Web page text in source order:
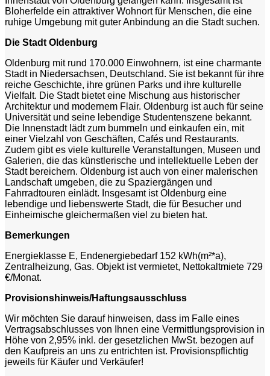
Bloherfelde ein attraktiver Wohnort für Menschen, die eine
ruhige Umgebung mit guter Anbindung an die Stadt suchen.
Die Stadt Oldenburg
Oldenburg mit rund 170.000 Einwohnern, ist eine charmante
Stadt in Niedersachsen, Deutschland. Sie ist bekannt für ihre
reiche Geschichte, ihre grünen Parks und ihre kulturelle
Vielfalt. Die Stadt bietet eine Mischung aus historischer
Architektur und modernem Flair. Oldenburg ist auch für seine
Universität und seine lebendige Studentenszene bekannt.
Die Innenstadt lädt zum bummeln und einkaufen ein, mit
einer Vielzahl von Geschäften, Cafés und Restaurants.
Zudem gibt es viele kulturelle Veranstaltungen, Museen und
Galerien, die das künstlerische und intellektuelle Leben der
Stadt bereichern. Oldenburg ist auch von einer malerischen
Landschaft umgeben, die zu Spaziergängen und
Fahrradtouren einlädt. Insgesamt ist Oldenburg eine
lebendige und liebenswerte Stadt, die für Besucher und
Einheimische gleichermaßen viel zu bieten hat.
Bemerkungen
Energieklasse E, Endenergiebedarf 152 kWh(m²*a),
Zentralheizung, Gas. Objekt ist vermietet, Nettokaltmiete 729
€/Monat.
Provisionshinweis/Haftungsausschluss
Wir möchten Sie darauf hinweisen, dass im Falle eines
Vertragsabschlusses von Ihnen eine Vermittlungsprovision in
Höhe von 2,95% inkl. der gesetzlichen MwSt. bezogen auf
den Kaufpreis an uns zu entrichten ist. Provisionspflichtig
jeweils für Käufer und Verkäufer!